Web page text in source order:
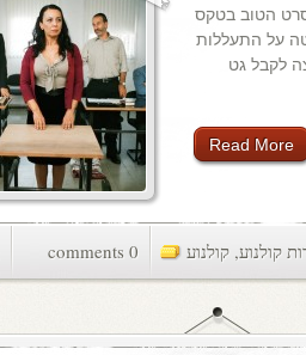
הטוב בטקס
על התעללות
לקבל גט
Read More
0 comments קולנוע, קולנוע